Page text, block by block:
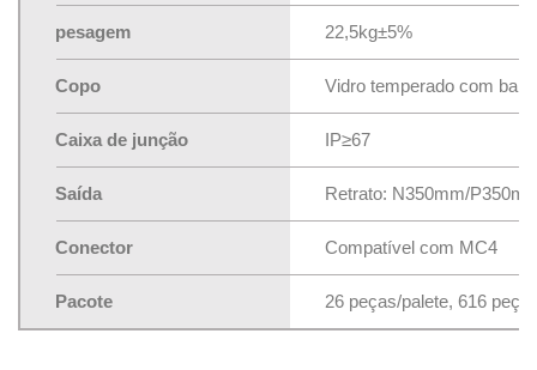
pesagem 22,5kg±5%
Copo Vidro temperado com
Caixa de junção IP≥67
Saída Retrato: N350mm/
Conector Compatível com MC4
Pacote 26 peças/palete, 616